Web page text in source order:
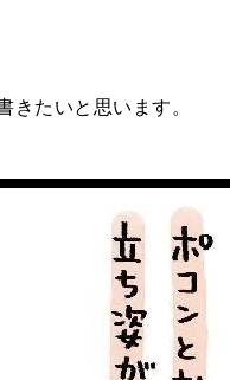
たいと思います。